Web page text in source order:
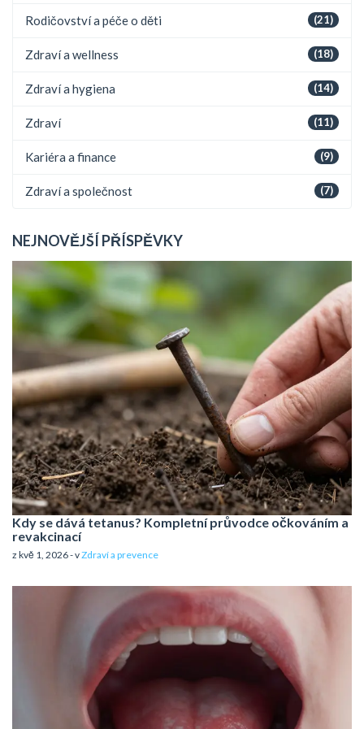
(21)
Rodičovství a péče o děti
(18)
Zdraví a wellness
(14)
Zdraví a hygiena
(11)
Zdraví
(9)
Kariéra a finance
(7)
Zdraví a společnost
NEJNOVĚJŠÍ PŘÍSPĚVKY
Kdy se dává tetanus? Kompletní průvodce očkováním a
revakcinací
z kvě 1, 2026 - vZdraví a prevence